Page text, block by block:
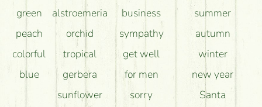
green
peach
colorful
blue
alstroemeria
orchid
tropical
gerbera
sunflower
business
sympathy
get well
for men
sorry
summer
autumn
winter
new year
Santa